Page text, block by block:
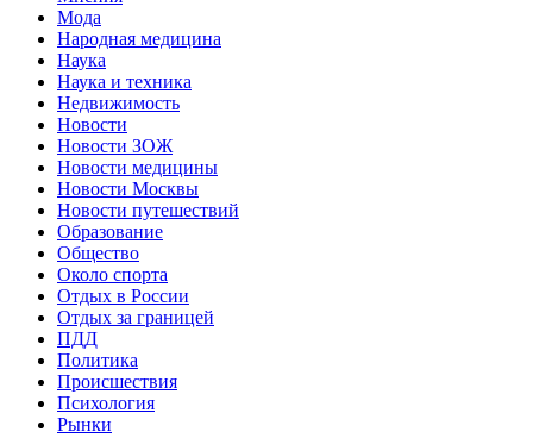
Мода
Народная медицина
Наука
Наука и техника
Недвижимость
Новости
Новости ЗОЖ
Новости медицины
Новости Москвы
Новости путешествий
Образование
Общество
Около спорта
Отдых в России
Отдых за границей
ПДД
Политика
Происшествия
Психология
Рынки